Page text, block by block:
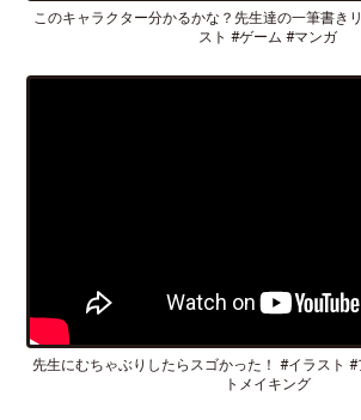
このキャラクター分かるかな？先生達の一筆書き
スト #ゲーム #マンガ
先生にむちゃぶりしたらスゴかった！ #イラスト
トメイキング